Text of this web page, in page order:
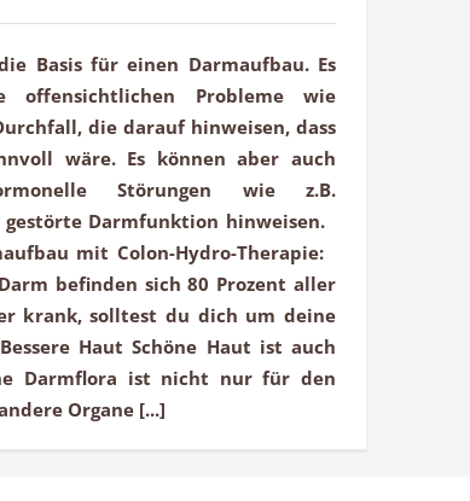
Basis für einen Darmaufbau. Es
Probleme wie
die darauf hinweisen, dass
wäre. Es können aber auch
Störungen wie z.B.
Darmfunktion hinweisen.
mit Colon-Hydro-Therapie:
befinden sich 80 Prozent aller
krank, solltest du dich um deine
Haut Schöne Haut ist auch
Darmflora ist nicht nur für den
Organe [...]